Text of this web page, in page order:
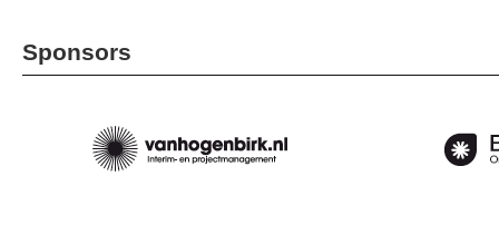
Sponsors